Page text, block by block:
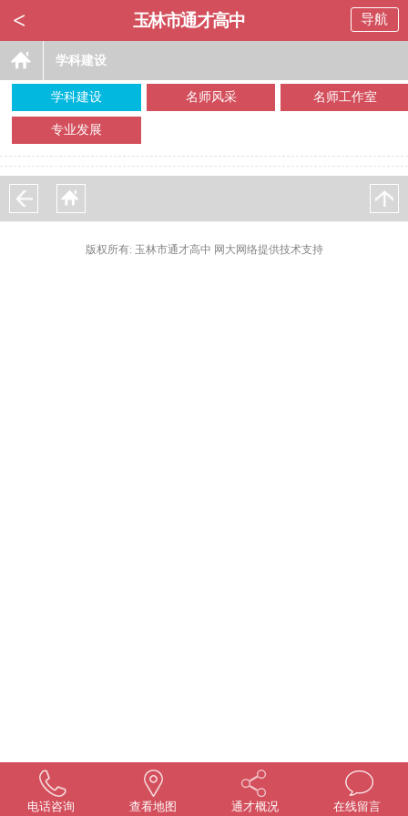
< 玉林市通才高中 导航
学科建设
学科建设 名师风采 名师工作室
专业发展
版权所有: 玉林市通才高中 网大网络提供技术支持
电话咨询 查看地图 通才概况 在线留言